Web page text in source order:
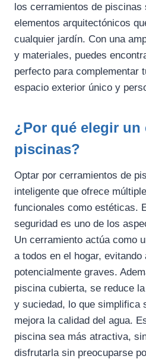
los cerramientos de piscinas
elementos arquitectónicos
cualquier jardín. Con una
y materiales, puedes
perfecto para complementar
espacio exterior único y
¿Por qué elegir un
piscinas?
Optar por cerramientos de
inteligente que ofrece
funcionales como estéticas.
seguridad es uno de los
Un cerramiento actúa como
a todos en el hogar, evitando
potencialmente graves.
piscina cubierta, se reduce
y suciedad, lo que simplifica
mejora la calidad del agua.
piscina sea más atractiva,
disfrutarla sin preocuparse